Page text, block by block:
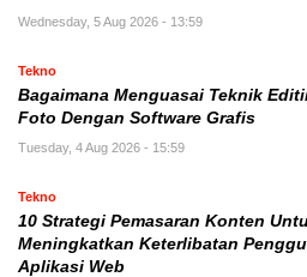
Wednesday, 5 Aug 2026 - 13:59
Tekno
Bagaimana Menguasai Teknik
Foto Dengan Software Grafis
Tuesday, 4 Aug 2026 - 15:59
Tekno
10 Strategi Pemasaran Konten
Meningkatkan Keterlibatan
Aplikasi Web